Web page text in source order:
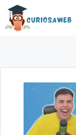
Saltar
contenido